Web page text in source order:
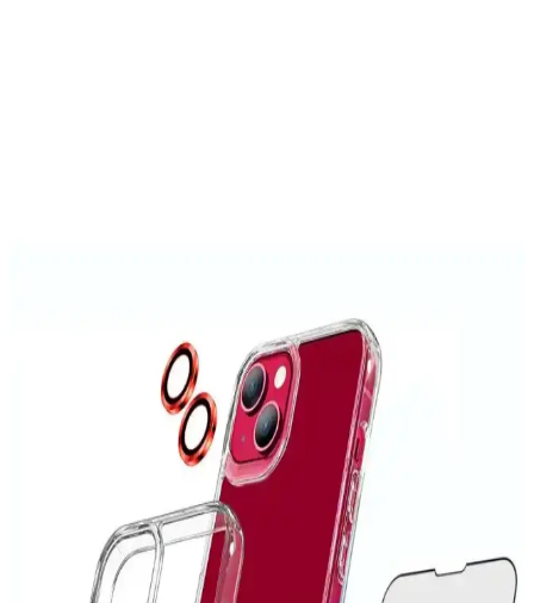
koruyan, şık tasarımı ve yüksek kaliteli malzemeleriyle öne çıkan bir
iPhone 6 Kılıfları: Koruma ve Estetiği Bir Arada
Sunan Seçenekler
İPhone 6 kılıfları, dayanıklı malzemeler ve estetik tasarımlarla
cihazınızı korurken tarzınızı yansıtır. Çeşitli modeller ve
fonksiyonlar arasından en uygun seçimi yapın.
iPhone 14 Pro Max Kılıflarında Leke Sorunu ve
Etkili Çözüm Yolları